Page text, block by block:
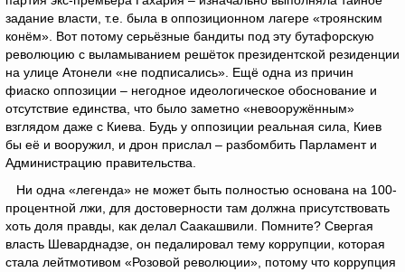
задание власти, т.е. была в оппозиционном лагере «троянским
конём». Вот потому серьёзные бандиты под эту бутафорскую
революцию с выламыванием решёток президентской резиденции
на улице Атонели «не подписались». Ещё одна из причин
фиаско оппозиции – негодное идеологическое обоснование и
отсутствие единства, что было заметно «невооружённым»
взглядом даже с Киева. Будь у оппозиции реальная сила, Киев
бы её и вооружил, и дрон прислал – разбомбить Парламент и
Администрацию правительства.
Ни одна «легенда» не может быть полностью основана на 100-
процентной лжи, для достоверности там должна присутствовать
хоть доля правды, как делал Саакашвили. Помните? Свергая
власть Шеварднадзе, он педалировал тему коррупции, которая
стала лейтмотивом «Розовой революции», потому что коррупция